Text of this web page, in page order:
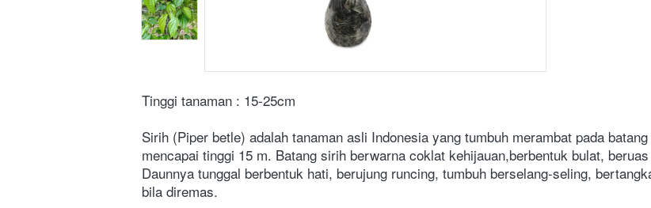
Tinggi tanaman : 15-25cm
Sirih (Piper betle) adalah tanaman asli Indonesia yang tumbuh merambat pada
mencapai tinggi 15 m. Batang sirih berwarna coklat kehijauan,berbentuk bulat,
Daunnya tunggal berbentuk hati, berujung runcing, tumbuh berselang-seling,
bila diremas.